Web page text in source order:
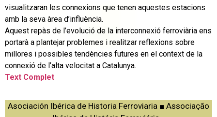
visualitzaran les connexions que tenen aquestes estacions
amb la seva àrea d’influència.
Aquest repàs de l’evolució de la interconnexió ferroviària ens
portarà a plantejar problemes i realitzar reflexions sobre
millores i possibles tendències futures en el context de la
connexió de l’alta velocitat a Catalunya.
Text Complet
Asociación Ibérica de Historia Ferroviaria ■ Associação